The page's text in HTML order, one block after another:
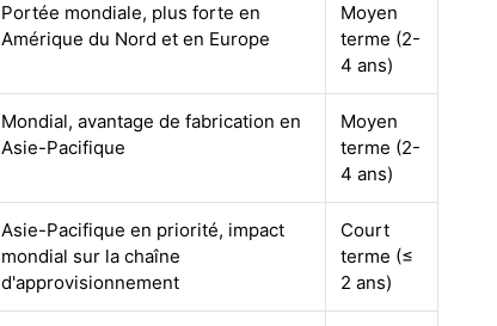
Portée mondiale, plus forte en
Amérique du Nord et en Europe
Moyen
terme (2-
4 ans)
Mondial, avantage de fabrication en
Asie-Pacifique
Moyen
terme (2-
4 ans)
Asie-Pacifique en priorité, impact
mondial sur la chaîne
d'approvisionnement
Court
terme (≤
2 ans)